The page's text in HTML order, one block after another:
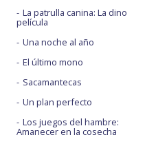
La patrulla canina: La dino
película
Una noche al año
El último mono
Sacamantecas
Un plan perfecto
Los juegos del hambre:
Amanecer en la cosecha